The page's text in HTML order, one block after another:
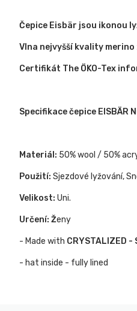
Čepice Eisbär jsou ikonou
Vlna nejvyšší kvality
Certifikát The ÖKO-Tex
Specifikace čepice EISBÄR
Materiál: 50% wool / 50%
Použití: Sjezdové lyžování,
Velikost: Uni.
Určení: Ženy
- Made with CRYSTALIZED
- hat inside - fully lined